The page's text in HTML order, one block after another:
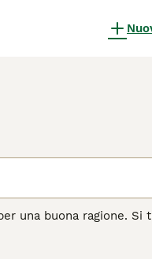
una buona ragione. Si